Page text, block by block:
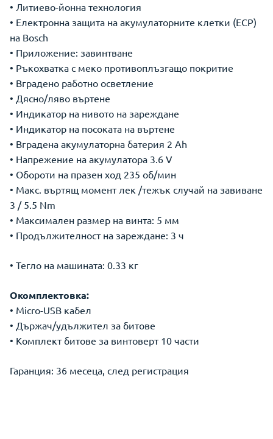
• Литиево-йонна технология
• Електронна защита на акумулаторните клетки (ECP)
на Bosch
• Приложение: завинтване
• Ръкохватка с меко противоплъзгащо покритие
• Вградено работно осветление
• Дясно/ляво въртене
• Индикатор на нивото на зареждане
• Индикатор на посоката на въртене
• Вградена акумулаторна батерия 2 Ah
• Напрежение на акумулатора 3.6 V
• Обороти на празен ход 235 об/мин
• Макс. въртящ момент лек /тежък случай на завиване
3 / 5.5 Nm
• Максимален размер на винта: 5 мм
• Продължителност на зареждане: 3 ч
• Тегло на машината: 0.33 кг
Окомплектовка:
• Micro-USB кабел
• Държач/удължител за битове
• Комплект битове за винтоверт 10 части
Гаранция: 36 месеца, след регистрация